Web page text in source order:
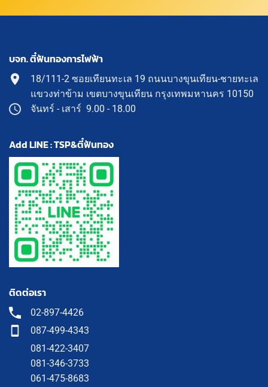
บจก. ตี๋ฟันทองการไฟฟ้า
18/111-2 ซอยเทียนทะเล 19 ถนนบางขุนเทียน-ชายทะเล
แขวงท่าข้าม เขตบางขุนเทียน กรุงเทพมหานคร 10150
จันทร์ - เสาร์ 9.00 - 18.00
Add LINE : TSP&ตี๋ฟันทอง
ติดต่อเรา
02-897-4426
087-499-4343
081-422-3407
081-346-3733
061-475-8683